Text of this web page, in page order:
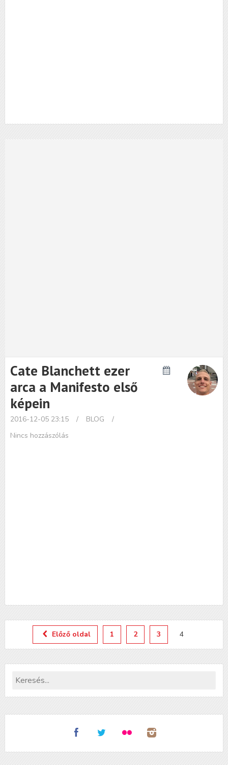
Cate Blanchett ezer
arca a Manifesto első
képein
2016-12-05 23:15 / BLOG
/
Nincs hozzászólás
Előző oldal 1 2 3 4